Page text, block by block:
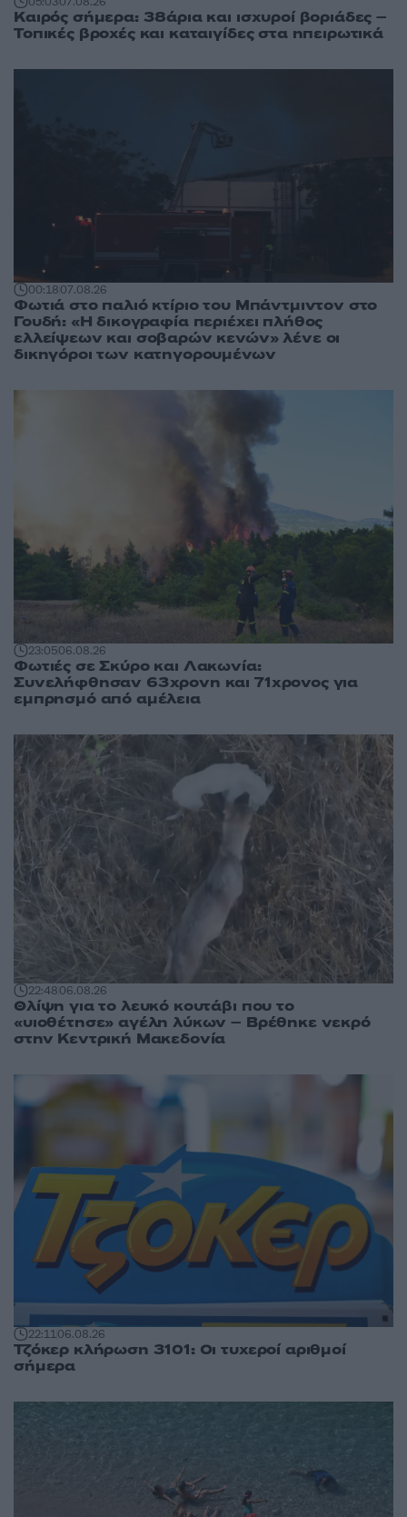
Καιρός σήμερα: 38άρια και ισχυροί βοριάδες –
Τοπικές βροχές και καταιγίδες στα ηπειρωτικά
00:1807.08.26
Φωτιά στο παλιό κτίριο του Μπάντμιντον στο
Γουδή: «Η δικογραφία περιέχει πλήθος
ελλείψεων και σοβαρών κενών» λένε οι
δικηγόροι των κατηγορουμένων
23:0506.08.26
Φωτιές σε Σκύρο και Λακωνία:
Συνελήφθησαν 63χρονη και 71χρονος για
εμπρησμό από αμέλεια
22:4806.08.26
Θλίψη για το λευκό κουτάβι που το
«υιοθέτησε» αγέλη λύκων – Βρέθηκε νεκρό
στην Κεντρική Μακεδονία
22:1106.08.26
Τζόκερ κλήρωση 3101: Οι τυχεροί αριθμοί
σήμερα